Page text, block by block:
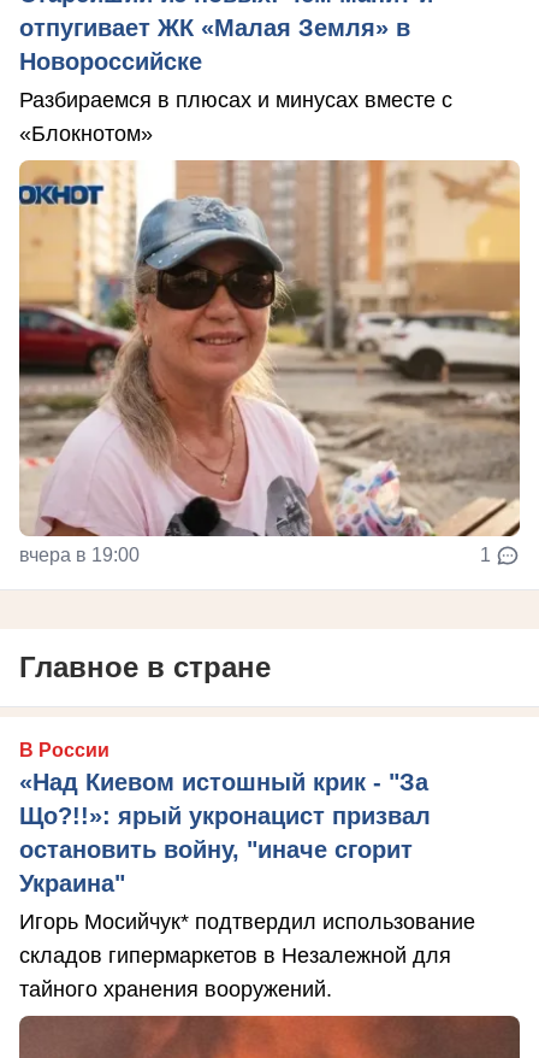
отпугивает ЖК «Малая Земля» в
Новороссийске
Разбираемся в плюсах и минусах вместе с
«Блокнотом»
вчера в 19:00 1
Главное в стране
В России
«Над Киевом истошный крик - "За
Що?!!»: ярый укронацист призвал
остановить войну, "иначе сгорит
Украина"
Игорь Мосийчук* подтвердил использование
складов гипермаркетов в Незалежной для
тайного хранения вооружений.